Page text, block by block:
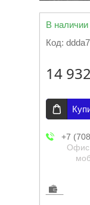
В наличии
Код:
14
+7
Офис